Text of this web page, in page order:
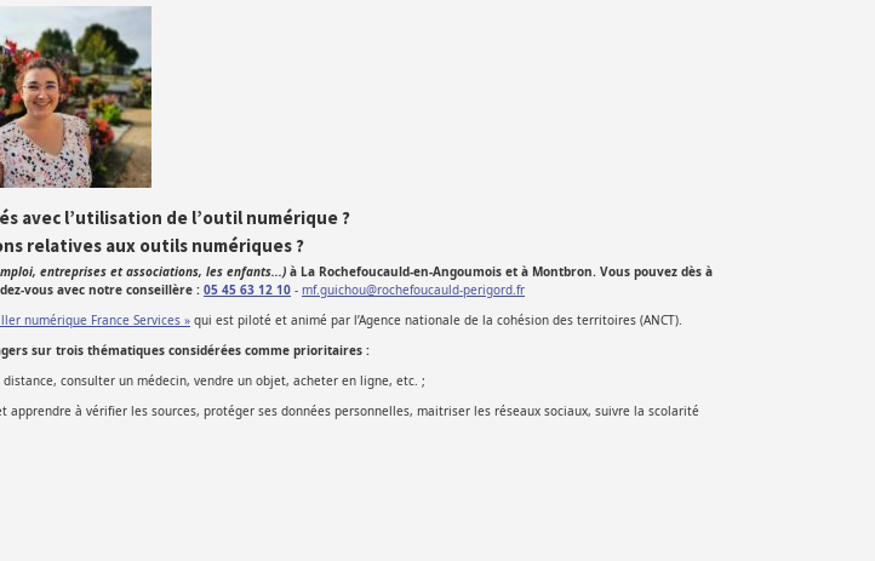
avec l’utilisation de l’outil numérique ?
relatives aux outils numériques ?
entreprises et associations, les enfants...)à La Rochefoucauld-en-Angoumois et à Montbron. Vous pouvez dès à
vous avec notre conseillère : 05 45 63 12 10 - mf.guichou@rochefoucauld-perigord.fr
numérique France Services » qui est piloté et animé par l’Agence nationale de la cohésion des territoires (ANCT).
sur trois thématiques considérées comme prioritaires :
consulter un médecin, vendre un objet, acheter en ligne, etc. ;
à vérifier les sources, protéger ses données personnelles, maitriser les réseaux sociaux, suivre la scolarité